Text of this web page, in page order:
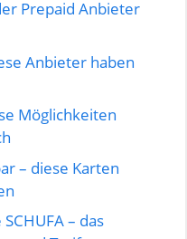
Prepaid Anbieter
Anbieter haben
Möglichkeiten
– diese Karten
– das